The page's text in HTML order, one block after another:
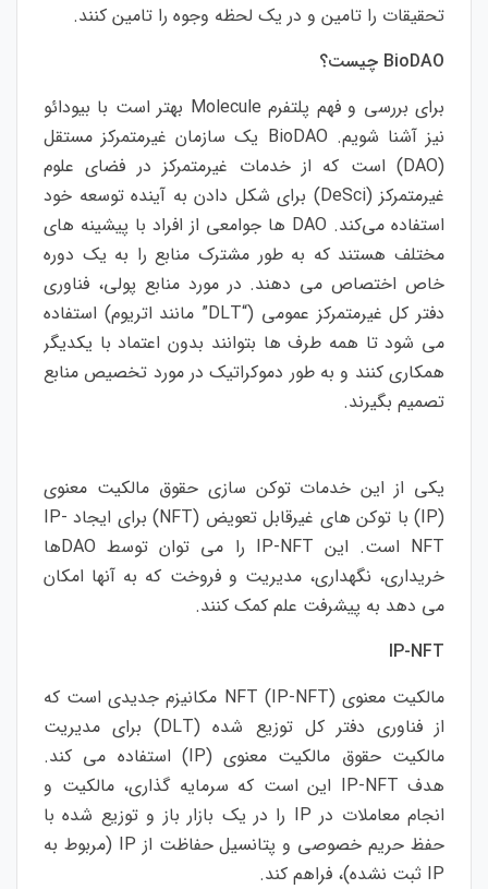
تحقیقات را تامین و در یک لحظه وجوه را تامین کنند.
BioDAO چیست؟
برای بررسی و فهم پلتفرم Molecule بهتر است با بیودائو
نیز آشنا شویم. BioDAO یک سازمان غیرمتمرکز مستقل
(DAO) است که از خدمات غیرمتمرکز در فضای علوم
غیرمتمرکز (DeSci) برای شکل دادن به آینده توسعه‌ خود
استفاده می‌کند. DAO ها جوامعی از افراد با پیشینه های
مختلف هستند که به طور مشترک منابع را به یک دوره
خاص اختصاص می دهند. در مورد منابع پولی، فناوری
دفتر کل غیرمتمرکز عمومی (“DLT” مانند اتریوم) استفاده
می شود تا همه طرف ها بتوانند بدون اعتماد با یکدیگر
همکاری کنند و به طور دموکراتیک در مورد تخصیص منابع
تصمیم بگیرند.
یکی از این خدمات توکن سازی حقوق مالکیت معنوی
(IP) با توکن های غیرقابل تعویض (NFT) برای ایجاد IP-
NFT است. این IP-NFT را می توان توسط DAOها
خریداری، نگهداری، مدیریت و فروخت که به آنها امکان
می دهد به پیشرفت علم کمک کنند.
IP-NFT
مالکیت معنوی NFT (IP-NFT) مکانیزم جدیدی است که
از فناوری دفتر کل توزیع شده (DLT) برای مدیریت
مالکیت حقوق مالکیت معنوی (IP) استفاده می کند.
هدف IP-NFT این است که سرمایه گذاری، مالکیت و
انجام معاملات در IP را در یک بازار باز و توزیع شده با
حفظ حریم خصوصی و پتانسیل حفاظت از IP (مربوط به
IP ثبت نشده)، فراهم کند.